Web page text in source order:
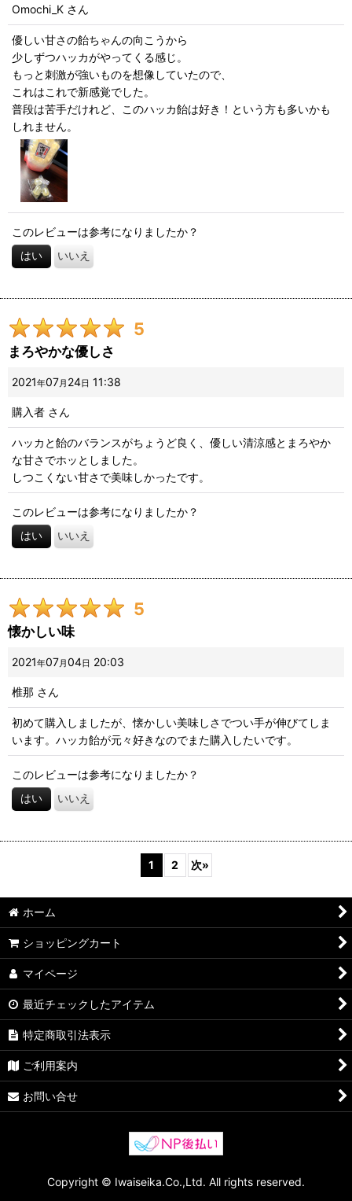
Omochi_K さん
優しい甘さの飴ちゃんの向こうから
少しずつハッカがやってくる感じ。
もっと刺激が強いものを想像していたので、
これはこれで新感覚でした。
普段は苦手だけれど、このハッカ飴は好き！という方も多いかも
しれません。
このレビューは参考になりましたか？
はい いいえ
5
まろやかな優しさ
2021年07月 24日 11:38
購入者 さん
ハッカと飴のバランスがちょうど良く、優しい清涼感とまろやか
な甘さでホッとしました。
しつこくない甘さで美味しかったです。
このレビューは参考になりましたか？
はい いいえ
5
懐かしい味
2021年07月 04日 20:03
椎那 さん
初めて購入しましたが、懐かしい美味しさでつい手が伸びてしま
います。ハッカ飴が元々好きなのでまた購入したいです。
このレビューは参考になりましたか？
はい いいえ
1 2 次»
ホーム
ショッピングカート
マイページ
最近チェックしたアイテム
特定商取引法表示
ご利用案内
お問い合せ
Copyright © Iwaiseika.Co.,Ltd. All rights reserved.